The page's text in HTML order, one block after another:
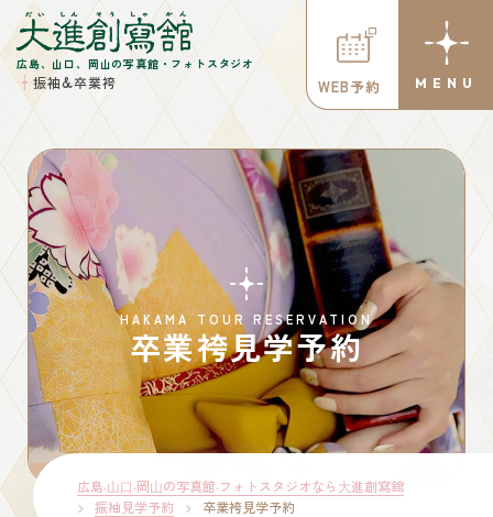
広島、山口、岡山の写真館・フォトスタジオ
振袖&卒業袴 WEB予約
HAKAMA TOUR RESERVATION
卒業袴見学予約
広島‧⼭⼝‧岡⼭の写真館‧フォトスタジオなら⼤進創寫舘
振袖見学予約
卒業袴見学予約